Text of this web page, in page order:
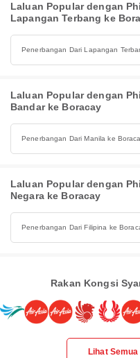
Laluan Popular dengan
Lapangan Terbang ke
Penerbangan Dari Lapangan
Laluan Popular dengan
Bandar ke Boracay
Penerbangan Dari Manila ke
Laluan Popular dengan
Negara ke Boracay
Penerbangan Dari Filipina ke
Rakan Kongsi
Lihat